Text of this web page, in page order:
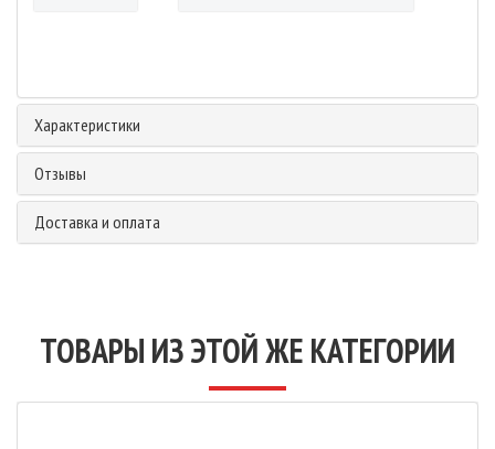
Характеристики
Отзывы
Доставка и оплата
ТОВАРЫ ИЗ ЭТОЙ ЖЕ КАТЕГОРИИ